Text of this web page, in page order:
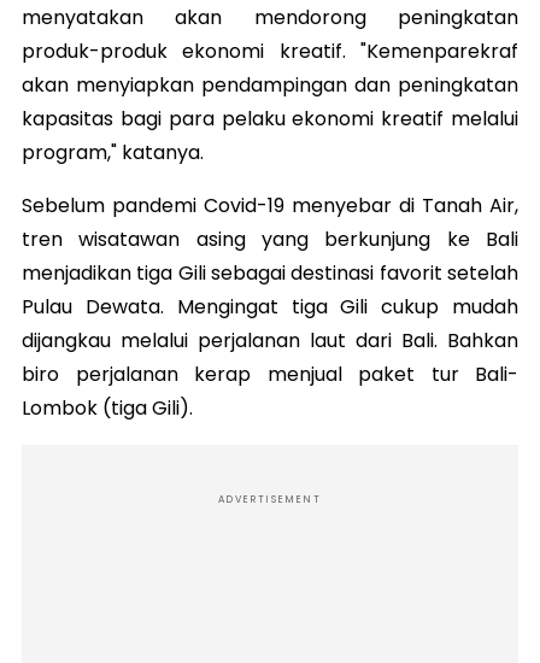
menyatakan akan mendorong peningkatan
produk-produk ekonomi kreatif. "Kemenparekraf
akan menyiapkan pendampingan dan peningkatan
kapasitas bagi para pelaku ekonomi kreatif melalui
program," katanya.
Sebelum pandemi Covid-19 menyebar di Tanah Air,
tren wisatawan asing yang berkunjung ke Bali
menjadikan tiga Gili sebagai destinasi favorit setelah
Pulau Dewata. Mengingat tiga Gili cukup mudah
dijangkau melalui perjalanan laut dari Bali. Bahkan
biro perjalanan kerap menjual paket tur Bali-
Lombok (tiga Gili).
ADVERTISEMENT